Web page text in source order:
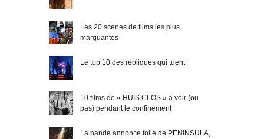
Les 20 scènes de films les plus
marquantes
Le top 10 des répliques qui tuent
10 films de « HUIS CLOS » à voir (ou
pas) pendant le confinement
La bande annonce folle de PENINSULA,